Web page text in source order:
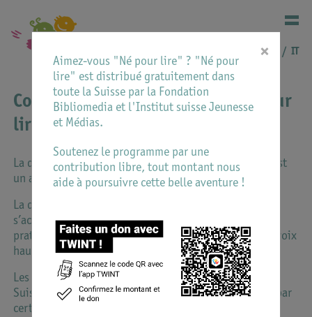
FR IT
Comment obtenir le coffret Né pour
lire?
La qualité de la transmission du coffret de naissance est
un aspect fondamental du projet Né pour lire.
La distribution, qui se veut la plus large possible,
s’accompagne de conseils et d’exemples de bonnes
pratiques qui favorisent le plaisir de lire, la lecture à voix
haute, le choix de livres de qualité.
Les coffrets sont distribués par les bibliothèques de
Suisse romande, dans certaines garderies et crèches, par
certaines infirmières-puéricultrices.
×
Aimez-vous "Né pour lire" ? "Né pour
lire" est distribué gratuitement dans
toute la Suisse par la Fondation
Bibliomedia et l'Institut suisse Jeunesse
et Médias.
Soutenez le programme par une
contribution libre, tout montant nous
aide à poursuivre cette belle aventure !